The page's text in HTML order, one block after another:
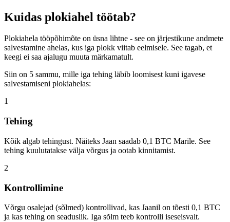
Kuidas plokiahel töötab?
Plokiahela tööpõhimõte on üsna lihtne - see on järjestikune andmete
salvestamine ahelas, kus iga plokk viitab eelmisele. See tagab, et
keegi ei saa ajalugu muuta märkamatult.
Siin on 5 sammu, mille iga tehing läbib loomisest kuni igavese
salvestamiseni plokiahelas:
1
Tehing
Kõik algab tehingust. Näiteks Jaan saadab 0,1 BTC Marile. See
tehing kuulutatakse välja võrgus ja ootab kinnitamist.
2
Kontrollimine
Võrgu osalejad (sõlmed) kontrollivad, kas Jaanil on tõesti 0,1 BTC
ja kas tehing on seaduslik. Iga sõlm teeb kontrolli iseseisvalt.